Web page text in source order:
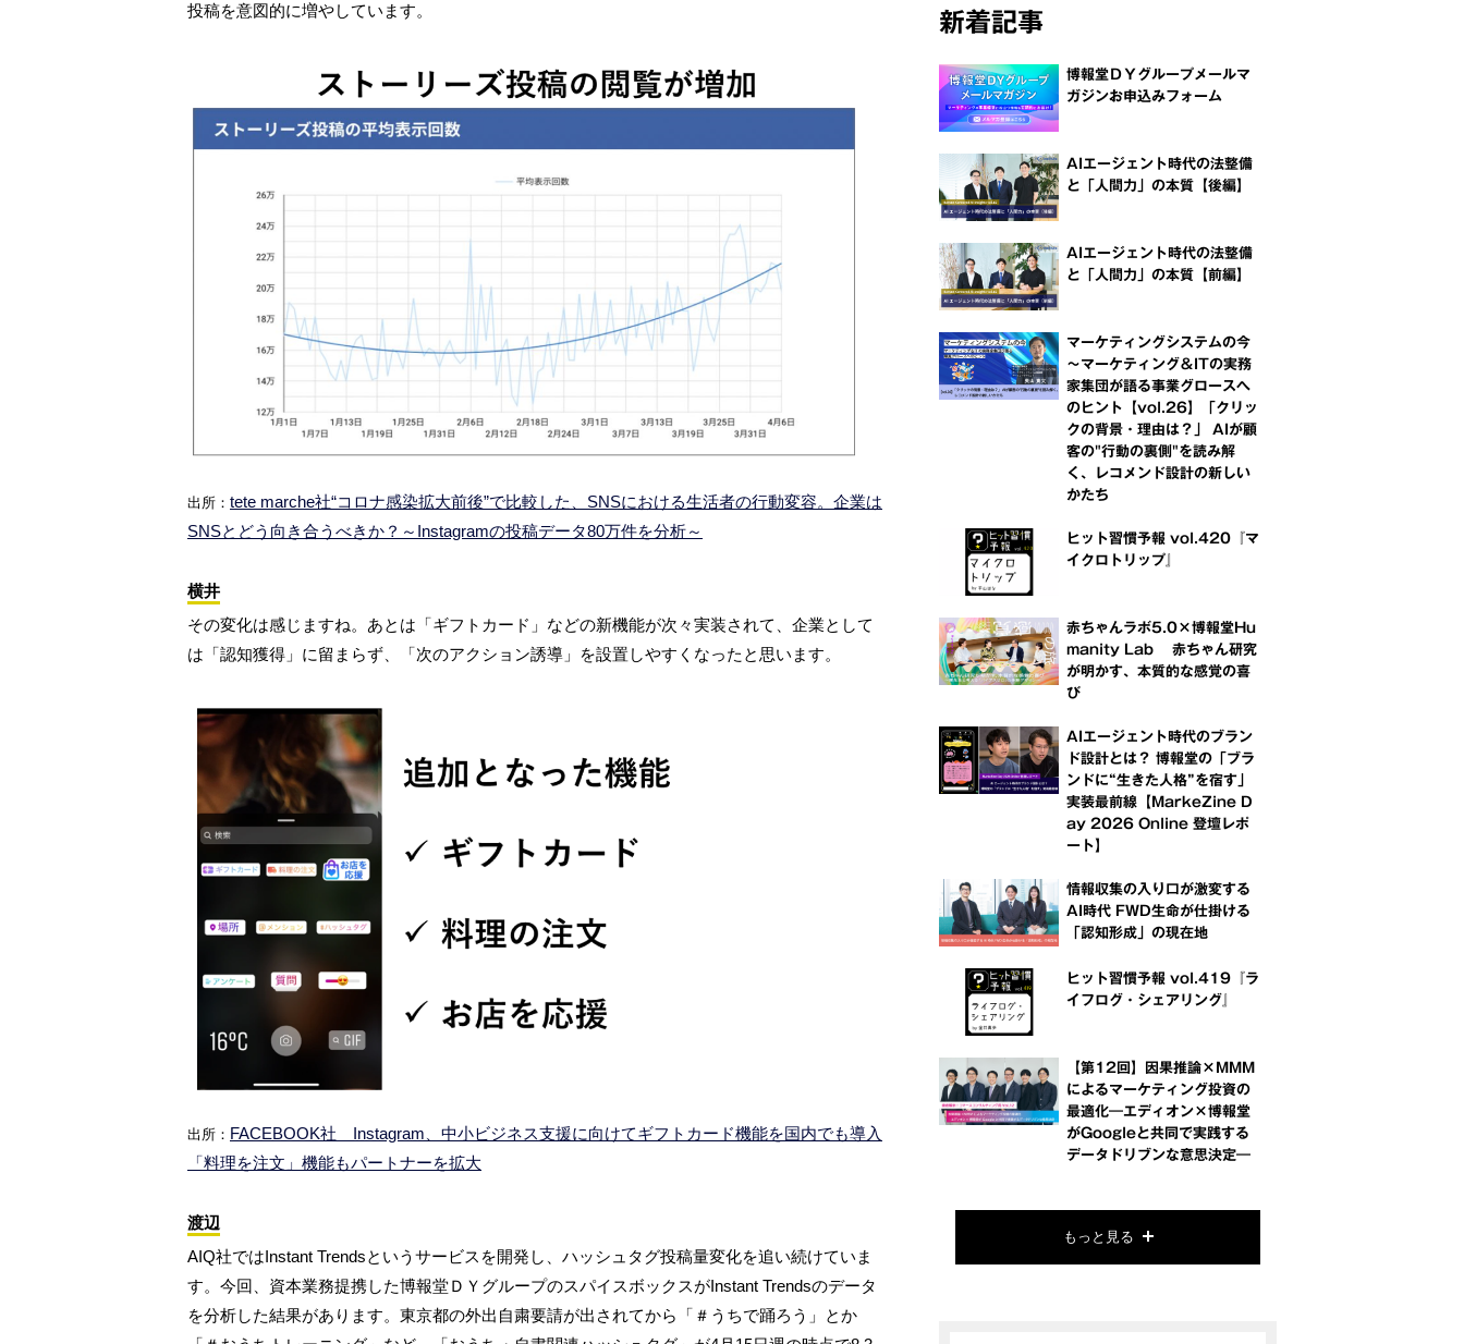
投稿を意図的に増やしています。
出所： tete marche社“コロナ感染拡大前後”で比較した、SNSにおける生活者の行動変容。企業は
SNSとどう向き合うべきか？～Instagramの投稿データ80万件を分析～
横井
その変化は感じますね。あとは「ギフトカード」などの新機能が次々実装されて、企業として
は「認知獲得」に留まらず、「次のアクション誘導」を設置しやすくなったと思います。
出所： FACEBOOK社 Instagram、中小ビジネス支援に向けてギフトカード機能を国内でも導入
「料理を注文」機能もパートナーを拡大
渡辺
AIQ社ではInstant Trendsというサービスを開発し、ハッシュタグ投稿量変化を追い続けていま
す。今回、資本業務提携した博報堂ＤＹグループのスパイスボックスがInstant Trendsのデータ
を分析した結果があります。東京都の外出自粛要請が出されてから「＃うちで踊ろう」とか
新着記事
博報堂ＤＹグループメールマ
ガジンお申込みフォーム
AIエージェント時代の法整備
と「人間力」の本質【後編】
AIエージェント時代の法整備
と「人間力」の本質【前編】
マーケティングシステムの今
～マーケティング＆ITの実務
家集団が語る事業グロースへ
のヒント【vol.26】「クリッ
クの背景・理由は？」 AIが顧
客の"行動の裏側"を読み解
く、レコメンド設計の新しい
かたち
ヒット習慣予報 vol.420『マ
イクロトリップ』
赤ちゃんラボ5.0×博報堂Hu
manity Lab 赤ちゃん研究
が明かす、本質的な感覚の喜
び
AIエージェント時代のブラン
ド設計とは？ 博報堂の「ブラ
ンドに“生きた人格”を宿す」
実装最前線【MarkeZine D
ay 2026 Online 登壇レポ
ート】
情報収集の入り口が激変する
AI時代 FWD生命が仕掛ける
「認知形成」の現在地
ヒット習慣予報 vol.419『ラ
イフログ・シェアリング』
【第12回】因果推論×MMM
によるマーケティング投資の
最適化―エディオン×博報堂
がGoogleと共同で実践する
データドリブンな意思決定―
もっと見る